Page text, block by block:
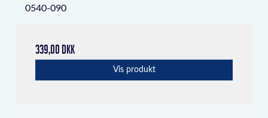
0540-090
339,00 DKK
Vis produkt